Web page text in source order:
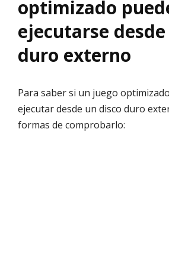
optimizado
ejecutarse
duro externo
Para saber si un juego
ejecutar desde un disco duro
formas de comprobarlo: